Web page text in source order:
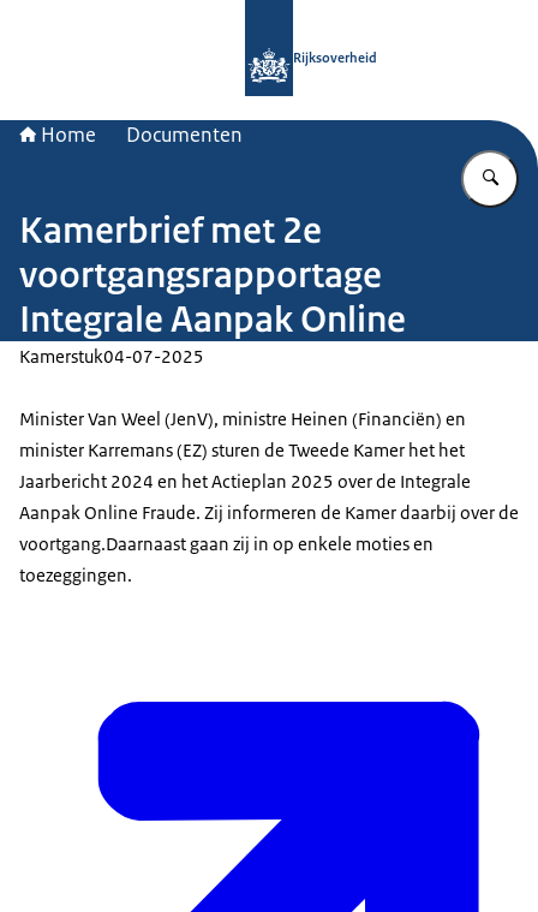
Rijksoverheid
Home Documenten
Kamerbrief met 2e
voortgangsrapportage
Integrale Aanpak Online
Kamerstuk04-07-2025
Minister Van Weel (JenV), ministre Heinen (Financiën) en
minister Karremans (EZ) sturen de Tweede Kamer het het
Jaarbericht 2024 en het Actieplan 2025 over de Integrale
Aanpak Online Fraude. Zij informeren de Kamer daarbij over de
voortgang.Daarnaast gaan zij in op enkele moties en
toezeggingen.